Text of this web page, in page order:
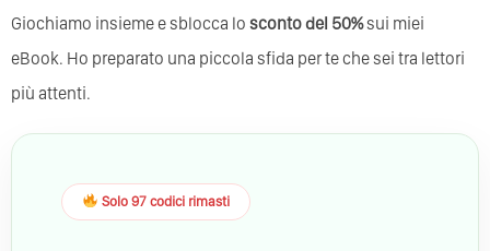
Giochiamo insieme e sblocca lo sconto del 50%sui miei
eBook. Ho preparato una piccola sfida per te che sei tra lettori
più attenti.
Solo 97 codici rimasti